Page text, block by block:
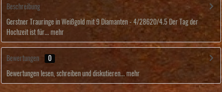
Beschreibung
Gerstner Trauringe in Weißgold mit 9 Diamanten - 4/28620/4.5 Der Tag der
Hochzeit ist für... mehr
Bewertungen 0
Bewertungen lesen, schreiben und diskutieren... mehr